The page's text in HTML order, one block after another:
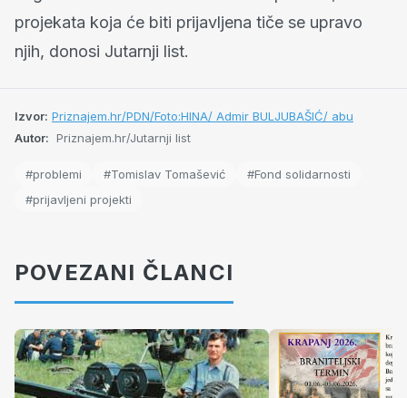
projekata koja će biti prijavljena tiče se upravo
njih, donosi Jutarnji list.
Izvor: Priznajem.hr/PDN/Foto:HINA/ Admir BULJUBAŠIĆ/ abu
Autor: Priznajem.hr/Jutarnji list
#problemi #Tomislav Tomašević
#Fond solidarnosti
#prijavljeni projekti
POVEZANI ČLANCI